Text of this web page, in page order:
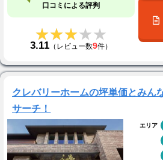
口コミによる評判
★★★★★
★★★★★
3.11 （レビュー数9件）
クレバリーホームの坪単価とみん
サーチ！
エリア